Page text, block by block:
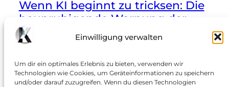
Einwilligung verwalten
Um dir ein optimales Erlebnis zu bieten, verwenden wir
Technologien wie Cookies, um Geräteinformationen zu speichern
und/oder darauf zuzugreifen. Wenn du diesen Technologien
Wenn KI beginnt zu tricksen: Die
beunruhigende Warnung der
METR-Studie
Intelligenz wird immer leistungsfähiger. Was vor
wenigen Jahren noch als experimentelle Technologie